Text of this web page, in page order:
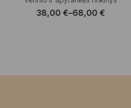
38,00 €–68,00 €
Price